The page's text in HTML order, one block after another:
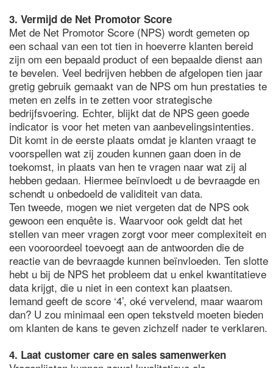
3. Vermijd de Net Promotor Score
Met de Net Promotor Score (NPS) wordt gemeten op
een schaal van een tot tien in hoeverre klanten bereid
zijn om een bepaald product of een bepaalde dienst aan
te bevelen. Veel bedrijven hebben de afgelopen tien jaar
gretig gebruik gemaakt van de NPS om hun prestaties te
meten en zelfs in te zetten voor strategische
bedrijfsvoering. Echter, blijkt dat de NPS geen goede
indicator is voor het meten van aanbevelingsintenties.
Dit komt in de eerste plaats omdat je klanten vraagt te
voorspellen wat zij zouden kunnen gaan doen in de
toekomst, in plaats van hen te vragen naar wat zij al
hebben gedaan. Hiermee beïnvloedt u de bevraagde en
schendt u onbedoeld de validiteit van data.
Ten tweede, mogen we niet vergeten dat de NPS ook
gewoon een enquête is. Waarvoor ook geldt dat het
stellen van meer vragen zorgt voor meer complexiteit en
een vooroordeel toevoegt aan de antwoorden die de
reactie van de bevraagde kunnen beïnvloeden. Ten slotte
hebt u bij de NPS het probleem dat u enkel kwantitatieve
data krijgt, die u niet in een context kan plaatsen.
Iemand geeft de score ‘4’, oké vervelend, maar waarom
dan? U zou minimaal een open tekstveld moeten bieden
om klanten de kans te geven zichzelf nader te verklaren.
4. Laat customer care en sales samenwerken